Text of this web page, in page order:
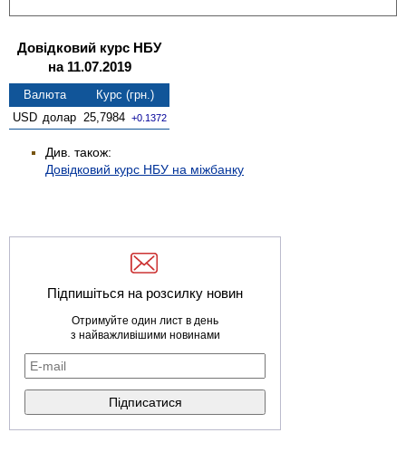
Довідковий курс НБУ
на 11.07.2019
Валюта
Курс (грн.)
USD долар 25,7984 +0.1372
Див. також:
Довідковий курс НБУ на міжбанку
Підпишіться на розсилку новин
Отримуйте один лист в день
з найважливішими новинами